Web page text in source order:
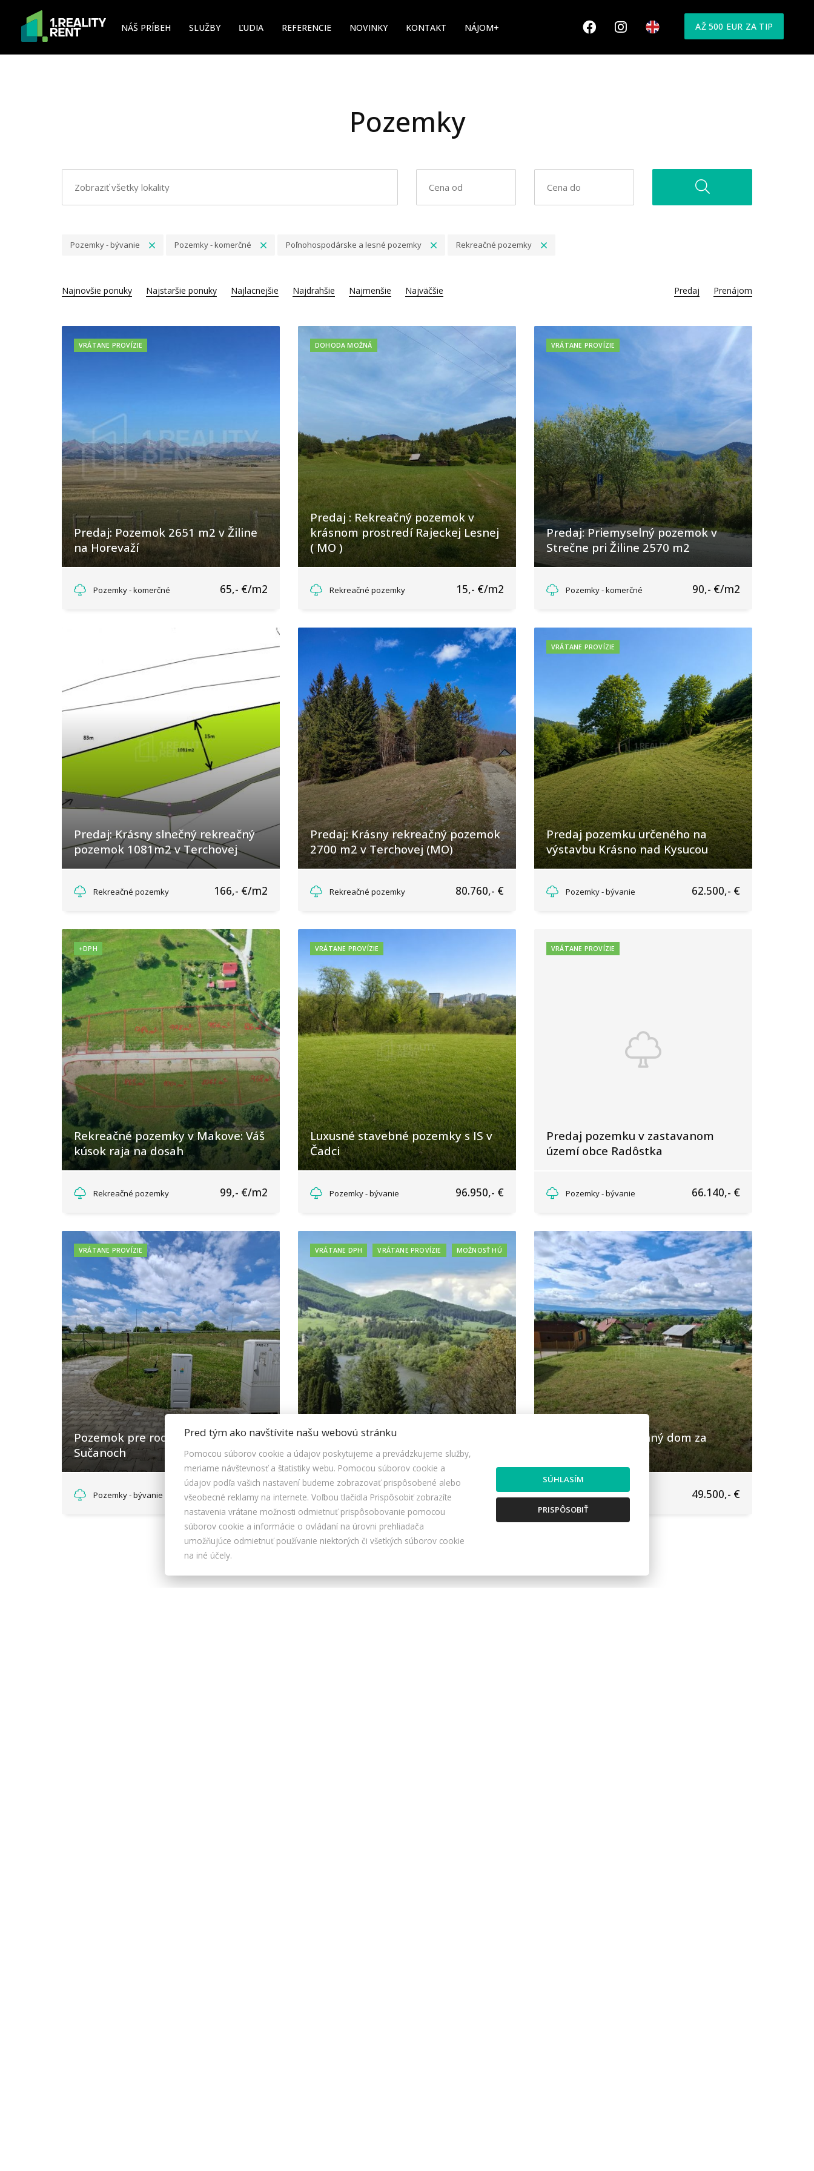
AŽ 500 EUR ZA TIP
NÁŠ PRÍBEH SLUŽBY ĽUDIA REFERENCIE NOVINKY KONTAKT NÁJOM+
Pozemky
Pozemky - bývanie Pozemky - komerčné Poľnohospodárske a lesné pozemky Rekreačné pozemky
Najnovšie ponuky Najstaršie ponuky Najlacnejšie Najdrahšie Najmenšie Najväčšie Predaj Prenájom
VRÁTANE PROVÍZIE
Predaj: Pozemok 2651 m2 v Žiline
na Horevaží
Pozemky - komerčné
65,- €/m2
DOHODA MOŽNÁ
Predaj : Rekreačný pozemok v
krásnom prostredí Rajeckej Lesnej
( MO )
Rekreačné pozemky
15,- €/m2
VRÁTANE PROVÍZIE
Predaj: Priemyselný pozemok v
Strečne pri Žiline 2570 m2
Pozemky - komerčné
90,- €/m2
Predaj: Krásny slnečný rekreačný
pozemok 1081m2 v Terchovej
Rekreačné pozemky
166,- €/m2
Predaj: Krásny rekreačný pozemok
2700 m2 v Terchovej (MO)
Rekreačné pozemky
80.760,- €
VRÁTANE PROVÍZIE
Predaj pozemku určeného na
výstavbu Krásno nad Kysucou
Pozemky - bývanie
62.500,- €
+DPH
Rekreačné pozemky v Makove: Váš
kúsok raja na dosah
Rekreačné pozemky
99,- €/m2
VRÁTANE PROVÍZIE
Luxusné stavebné pozemky s IS v
Čadci
Pozemky - bývanie
96.950,- €
VRÁTANE PROVÍZIE
Predaj pozemku v zastavanom
území obce Radôstka
Pozemky - bývanie
66.140,- €
VRÁTANE PROVÍZIE
Pozemok pre rodinný dom v
Sučanoch
Pozemky - bývanie
85.905,- €
VRÁTANE DPH VRÁTANE PROVÍZIE MOŽNOSŤ HÚ
vydaným stav. povolením, Varín
Rozbehov(MO)
Rozbehov, Varín
Pozemky - bývanie
122.900,- €
Pozemok pre rodinný dom za
Slovenské Pravno
Pozemky - bývanie
49.500,- €
Pred tým ako navštívite našu webovú stránku
Pomocou súborov cookie a údajov poskytujeme a prevádzkujeme služby,
meriame návštevnosť a štatistiky webu. Pomocou súborov cookie a
údajov podľa vašich nastavení budeme zobrazovať prispôsobené alebo
všeobecné reklamy na internete. Voľbou tlačidla Prispôsobiť zobrazíte
nastavenia vrátane možnosti odmietnuť prispôsobovanie pomocou
súborov cookie a informácie o ovládaní na úrovni prehliadača
umožňujúce odmietnuť používanie niektorých či všetkých súborov cookie
na iné účely.
SÚHLASÍM
PRISPÔSOBIŤ